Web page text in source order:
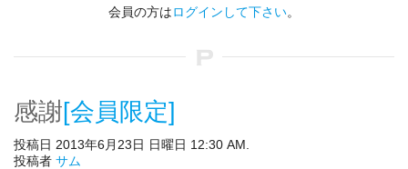
会員の方はログインして下さい。
感謝[会員限定]
投稿日 2013年6月23日 日曜日 12:30 AM.
投稿者 サム